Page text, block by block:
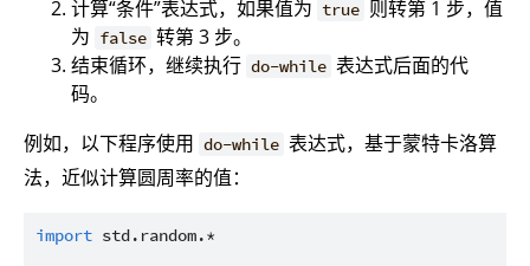
计算“条件”表达式，如果值为 true 则转第 1 步，值
为 false 转第 3 步。
结束循环，继续执行 do-while 表达式后面的代
码。
例如，以下程序使用 do-while 表达式，基于蒙特卡洛算
法，近似计算圆周率的值：
import std.random.*